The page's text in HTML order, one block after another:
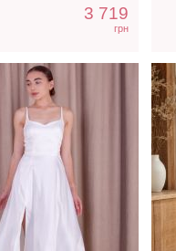
3 719
грн